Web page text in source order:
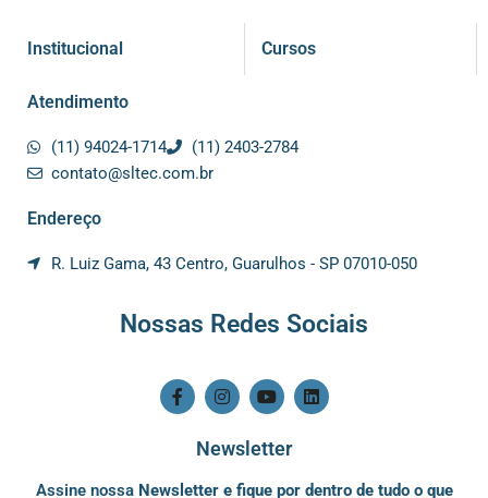
Institucional Cursos
Atendimento
(11) 94024-1714
(11) 2403-2784
contato@sltec.com.br
Endereço
R. Luiz Gama, 43 Centro, Guarulhos - SP 07010-050
Nossas Redes Sociais
F
a
c
o
I
n
s
a
r
Y
o
u
t
u
e
L
i
n
i
Newsletter
Assine nossa Newsletter e fique por dentro de tudo o que